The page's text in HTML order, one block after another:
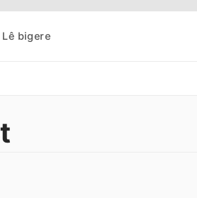
Lê bigere
Bûltena belaş bistîne